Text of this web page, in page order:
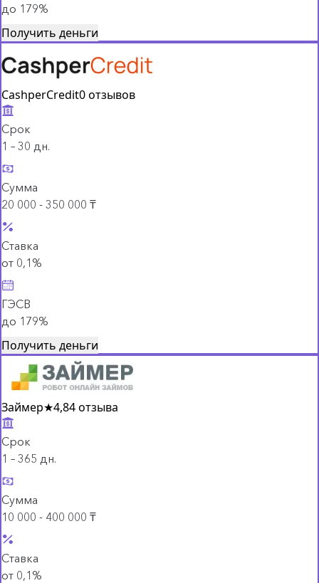
до 179%
Получить деньги
CashperCredit0 отзывов
Срок
1 – 30 дн.
Сумма
20 000 - 350 000 ₸
Ставка
от 0,1%
ГЭСВ
до 179%
Получить деньги
Займер★4,84 отзыва
Срок
1 – 365 дн.
Сумма
10 000 - 400 000 ₸
Ставка
от 0,1%